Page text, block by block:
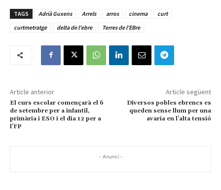
TAGS Adrià Guxens Arrels arros cinema
curt
curtmetratge
delta de l'ebre Terres de l'EBre
Article anterior
El curs escolar començarà el 6
de setembre per a infantil,
primària i ESO i el dia 12 per a
l’FP
Article següent
Diversos pobles ebrencs es
queden sense llum per una
avaria en l’alta tensió
- Anunci -